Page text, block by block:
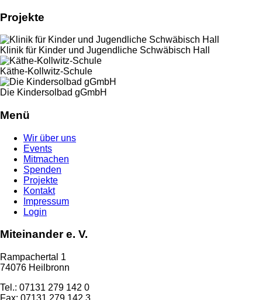
Projekte
Klinik für Kinder und Jugendliche Schwäbisch Hall
Käthe-Kollwitz-Schule
Die Kindersolbad gGmbH
Menü
Wir über uns
Events
Mitmachen
Spenden
Projekte
Kontakt
Impressum
Login
Miteinander e. V.
Rampachertal 1
74076 Heilbronn
Tel.: 07131 279 142 0